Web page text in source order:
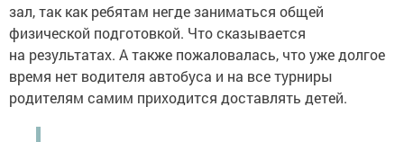
зал, так как ребятам негде заниматься общей
физической подготовкой. Что сказывается
на результатах. А также пожаловалась, что уже долгое
время нет водителя автобуса и на все турниры
родителям самим приходится доставлять детей.